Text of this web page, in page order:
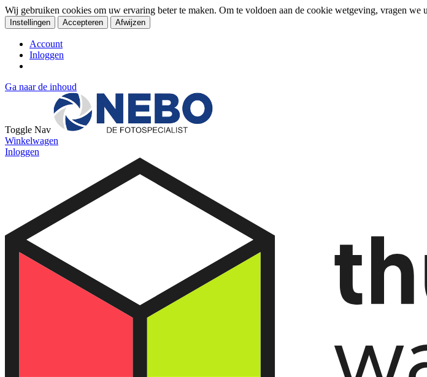
Wij gebruiken cookies om uw ervaring beter te maken. Om te voldoen aan de cookie wetgeving, vragen we
Instellingen Accepteren Afwijzen
Account
Inloggen
Ga naar de inhoud
Toggle Nav
Winkelwagen
Inloggen